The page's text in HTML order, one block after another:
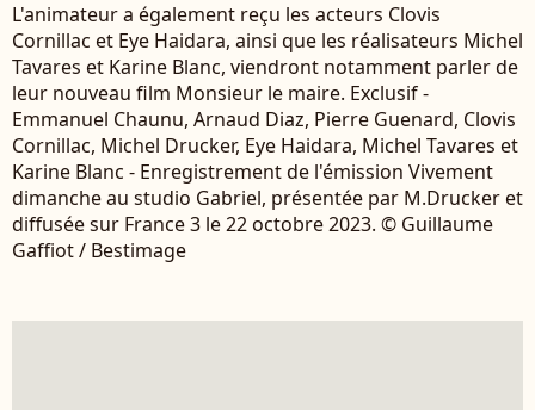
L'animateur a également reçu les acteurs Clovis
Cornillac et Eye Haidara, ainsi que les réalisateurs Michel
Tavares et Karine Blanc, viendront notamment parler de
leur nouveau film Monsieur le maire. Exclusif -
Emmanuel Chaunu, Arnaud Diaz, Pierre Guenard, Clovis
Cornillac, Michel Drucker, Eye Haidara, Michel Tavares et
Karine Blanc - Enregistrement de l'émission Vivement
dimanche au studio Gabriel, présentée par M.Drucker et
diffusée sur France 3 le 22 octobre 2023. © Guillaume
Gaffiot / Bestimage